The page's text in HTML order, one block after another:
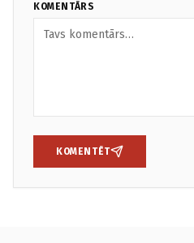
KOMENTĀRS
KOMENTĒT